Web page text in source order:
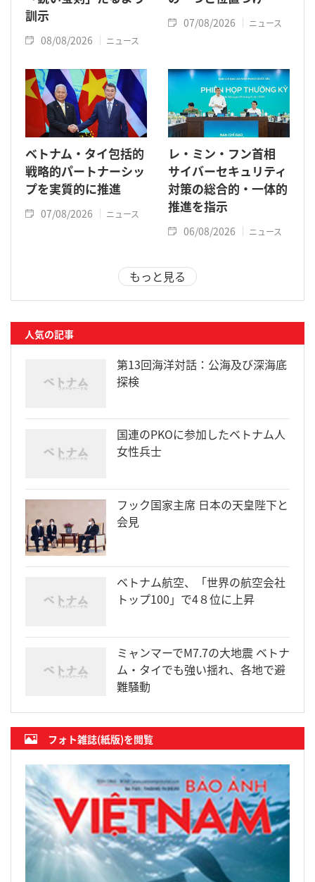
訓示
08/08/2026 ニュース
07/08/2026 ニュース
ベトナム・タイ包括的
戦略的パートナーシッ
プを実質的に推進
07/08/2026 ニュース
レ・ミン・フン首相
サイバーセキュリティ
対策の総合的・一体的
推進を指示
06/08/2026 ニュース
もっと見る
人気の記事
第13回海洋対話：公海及び深海底
探検
国連のPKOに参加したベトナム人
女性兵士
フック国家主席 日本の天皇陛下と
会見
ベトナム航空、「世界の航空会社
トップ100」で4８位に上昇
ミャンマーでM7.7の大地震 ベトナ
ム・タイでも強い揺れ、各地で避
難騒動
フォト雑誌(紙版)を閲覧